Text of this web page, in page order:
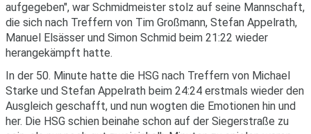
aufgegeben", war Schmidmeister stolz auf seine Mannschaft,
die sich nach Treffern von Tim Großmann, Stefan Appelrath,
Manuel Elsässer und Simon Schmid beim 21:22 wieder
herangekämpft hatte.
In der 50. Minute hatte die HSG nach Treffern von Michael
Starke und Stefan Appelrath beim 24:24 erstmals wieder den
Ausgleich geschafft, und nun wogten die Emotionen hin und
her. Die HSG schien beinahe schon auf der Siegerstraße zu